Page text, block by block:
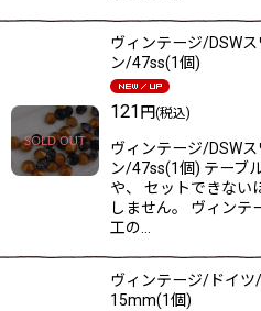
ヴィンテージ/DSW
ン/47ss(1個)
121 円(税込)
ヴィンテージ/DSW
ン/47ss(1個) テーブ
や、 セットできない
しません。 ヴィンテ
工の…
ヴィンテージ/ドイ
15mm(1個)